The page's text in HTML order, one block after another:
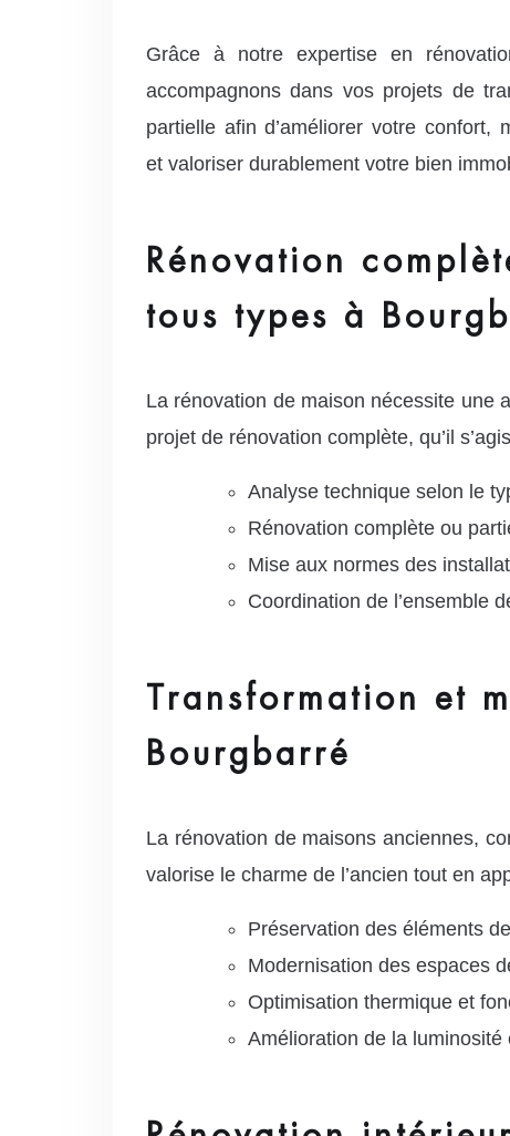
Grâce à notre expertise en
accompagnons dans vos projets de
partielle afin d’améliorer votre confort,
et valoriser durablement votre bien
Rénovation
tous types à
La rénovation de maison nécessite une
projet de rénovation complète, qu’il
Analyse technique selon le
Rénovation complète ou
Mise aux normes des
Coordination de l’ensemble
Transformation et
Bourgbarré
La rénovation de maisons anciennes,
valorise le charme de l’ancien tout en
Préservation des éléments
Modernisation des espaces
Optimisation thermique et
Amélioration de la luminosité